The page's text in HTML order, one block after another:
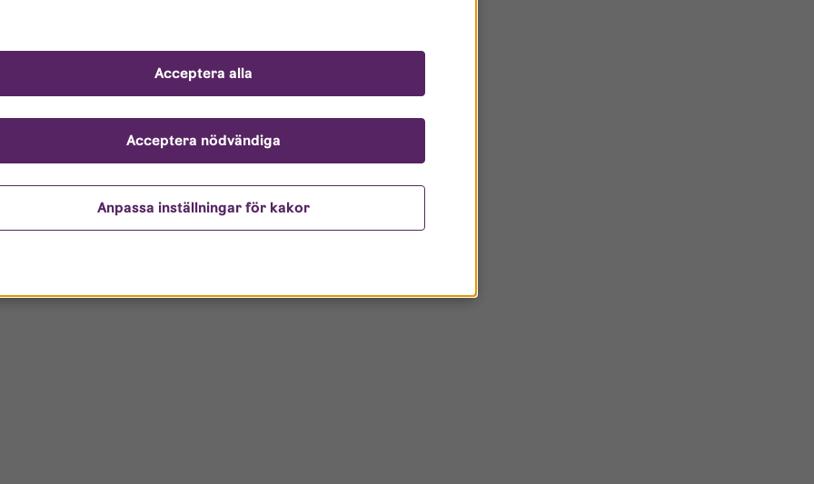
Anpassa inställningar för kakor
Acceptera nödvändiga
Acceptera alla